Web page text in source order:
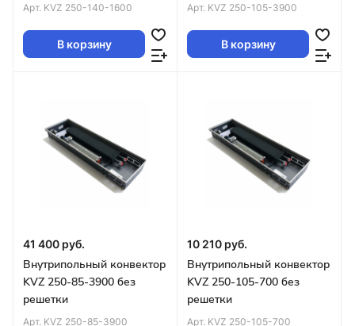
Арт. KVZ 250-140-1600
В корзину
Арт. KVZ 250-105-3900
В корзину
41 400 руб.
Внутрипольный конвектор
KVZ 250-85-3900 без
решетки
Арт. KVZ 250-85-3900
10 210 руб.
Внутрипольный конвектор
KVZ 250-105-700 без
решетки
Арт. KVZ 250-105-700